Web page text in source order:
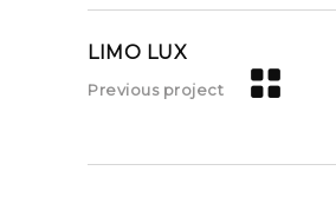
LIMO LUX
Previous project